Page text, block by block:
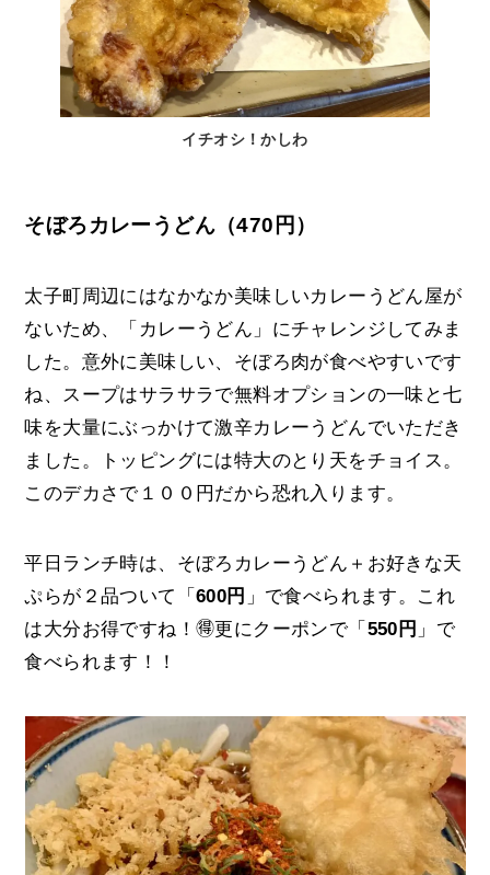
イチオシ！かしわ
そぼろカレーうどん（470円）
太子町周辺にはなかなか美味しいカレーうどん屋が
ないため、「カレーうどん」にチャレンジしてみま
した。意外に美味しい、そぼろ肉が食べやすいです
ね、スープはサラサラで無料オプションの一味と七
味を大量にぶっかけて激辛カレーうどんでいただき
ました。トッピングには特大のとり天をチョイス。
このデカさで１００円だから恐れ入ります。
平日ランチ時は、そぼろカレーうどん＋お好きな天
ぷらが２品ついて「600円 」で食べられます。これ
は大分お得ですね！🉐更にクーポンで「 550円 」で
食べられます！！